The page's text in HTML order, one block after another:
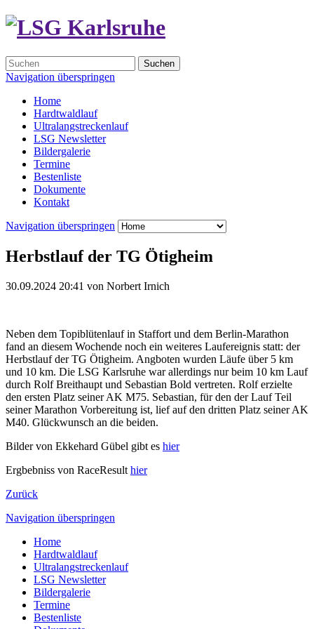
Suchen
Navigation überspringen
Home
Hardtwaldlauf
Ultralangstreckenlauf
LSG Newsletter
Bildergalerie
Termine
Bestenliste
Dokumente
Kontakt
Navigation überspringen
Herbstlauf der TG Ötigheim
30.09.2024 20:41 von Norbert Irnich
Neben dem Topiblütenlauf in Staffort und dem Berlin-Marathon
fand an diesem Wochende noch ein weiteres Laufereignis statt: der
Herbstlauf der TG Ötigheim. Angboten wurden Läufe über 5 km
und 10 km. Die LSG Karlsruhe war allerdings nur beim 10 km Lauf
durch Rolf Breithaupt und Sebastian Bold vertreten. Rolf erzielte
den ersten Platz seiner AK M75. Sebastian, für den der Lauf Teil
seiner Marathon Vorbereitung ist, lief auf den dritten Platz seiner AK
M40. Glückwunsch an die beiden.
Bilder von Ekkehard Gübel gibt es hier
Ergbebniss von RaceResult hier
Zurück
Navigation überspringen
Home
Hardtwaldlauf
Ultralangstreckenlauf
LSG Newsletter
Bildergalerie
Termine
Bestenliste